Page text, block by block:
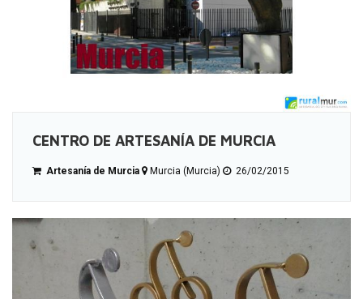
CENTRO DE ARTESANÍA DE MURCIA
Artesanía de Murcia Murcia (Murcia) 26/02/2015